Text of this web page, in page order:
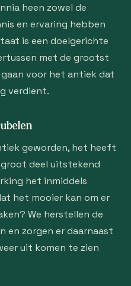
heen zowel de
en ervaring hebben
is een doelgerichte
met de grootst
voor het antiek dat
verdient.
geworden, het heeft
deel uitstekend
het inmiddels
het mooier kan om er
We herstellen de
en zorgen er daarnaast
uit komen te zien